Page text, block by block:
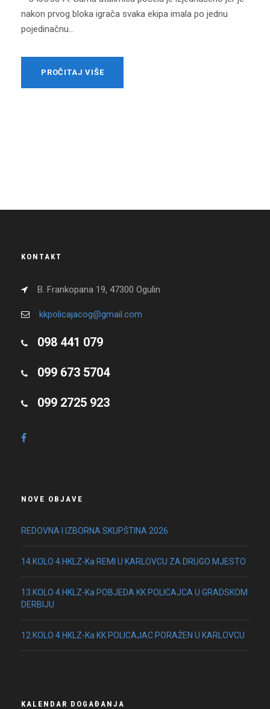
nakon prvog bloka igrača svaka ekipa imala po jednu
pojedinačnu...
PROČITAJ VIŠE
KONTAKT
B. Frankopana 19, 47300 Ogulin
kkpolicajacog@gmail.com
098 441 079
099 673 5704
099 2725 923
NOVE OBJAVE
REDOVNA I IZBORNA SKUPŠTINA 2026.
14.KOLO 4.HKLZ-Ka REMI U KARLOVCU ZA DRUGO MJESTO
13.KOLO 4.HKLZ-Ka POBJEDA KK POLICAJCA U GRADSKOM
DERBIJU
12.KOLO 4.HKLZ-Ka KK POLICAJAC PORAŽEN U KARLOVCU
KALENDAR DOGAĐANJA